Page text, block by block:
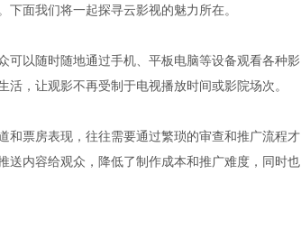
面我们将一起探寻云影视的魅力所在。
可以随时随地通过手机、平板电脑等设备观看各种影
，让观影不再受制于电视播放时间或影院场次。
和票房表现，往往需要通过繁琐的审查和推广流程才
送内容给观众，降低了制作成本和推广难度，同时也